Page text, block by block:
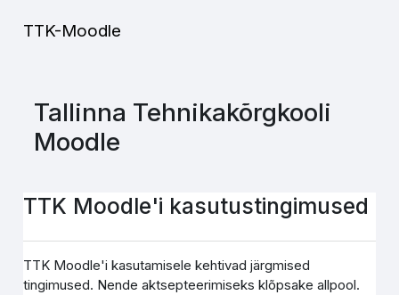
TTK-Moodle
Tallinna Tehnikakõrgkooli
Moodle
TTK Moodle'i kasutustingimused
TTK Moodle'i kasutamisele kehtivad järgmised
tingimused. Nende aktsepteerimiseks klõpsake allpool.